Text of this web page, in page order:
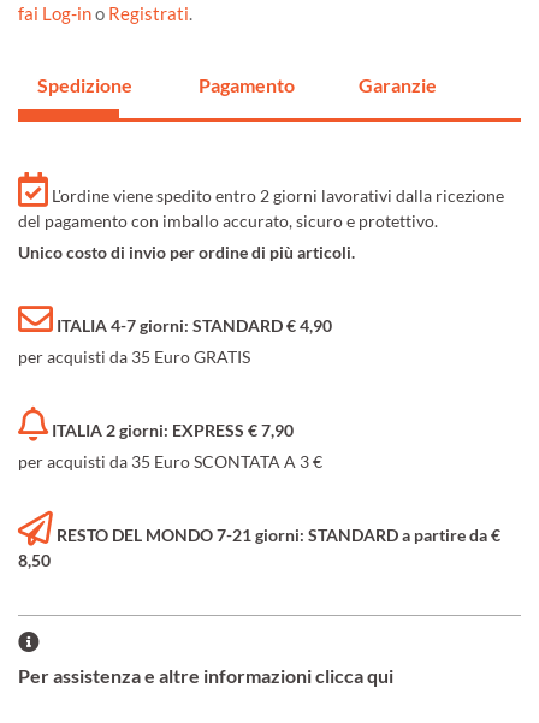
fai Log-ino Registrati.
Spedizione Pagamento Garanzie
L'ordine viene spedito entro 2 giorni lavorativi dalla ricezione
del pagamento con imballo accurato, sicuro e protettivo.
Unico costo di invio per ordine di più articoli.
ITALIA 4-7 giorni: STANDARD € 4,90
per acquisti da 35 Euro GRATIS
ITALIA 2 giorni: EXPRESS € 7,90
per acquisti da 35 Euro SCONTATA A 3 €
RESTO DEL MONDO 7-21 giorni: STANDARD a partire da €
8,50
Per assistenza e altre informazioni clicca qui